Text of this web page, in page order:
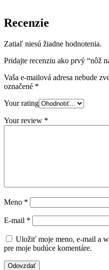
Recenzie
Zatiaľ niesú žiadne hodnotenia.
Pridajte recenziu ako prvý “nôž
Vaša e-mailová adresa nebude
označené *
Your rating
Your review *
Meno *
E-mail *
Uložiť moje meno, e-mail a
pre moje budúce komentáre.